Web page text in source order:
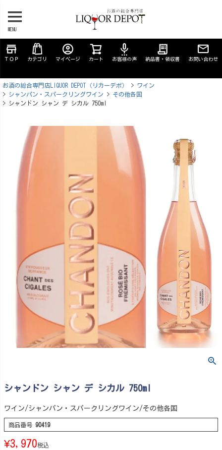
MENU
store
ＴＯＰ カテゴリ
account_circle
マイページ カート
settings_voice
お客様の声
receipt_long
納品書・領収書 お問い合わせ
お酒の総合専門店LIQUOR DEPOT（リカーデポ）
ワイン
シャンパン・スパークリングワイン
その他各国
シャンドン シャン デ シカル 750ml
シャンドン シャン デ シカル 750ml
ワイン/シャンパン・スパークリングワイン/その他各国
商品番号 90419
¥3,970税込